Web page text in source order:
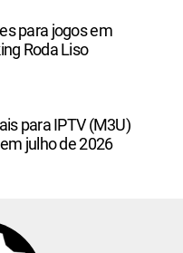
para jogos em
Roda Liso
para IPTV (M3U)
julho de 2026